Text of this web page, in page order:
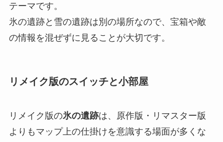
テーマです。
氷の遺跡と雪の遺跡は別の場所なので、宝箱や敵
の情報を混ぜずに見ることが大切です。
リメイク版のスイッチと小部屋
リメイク版の氷の遺跡は、原作版・リマスター版
よりもマップ上の仕掛けを意識する場面が多くな